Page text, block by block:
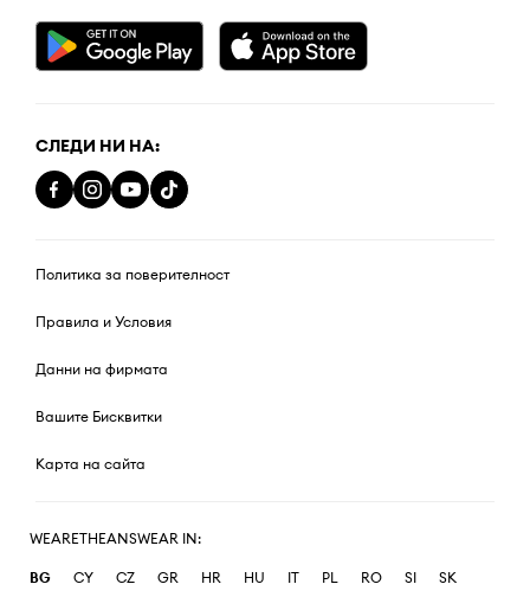
СЛЕДИ НИ НА:
Политика за поверителност
Правила и Условия
Данни на фирмата
Вашите Бисквитки
Карта на сайта
WEARETHEANSWEAR IN:
BG CY CZ GR HR HU IT PL RO SI SK